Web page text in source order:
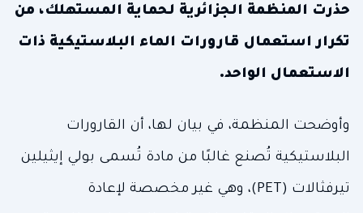
حذرت المنظمة الجزائرية لحماية المستهلك، من
تكرار استعمال قارورات الماء البلاستيكية ذات
الاستعمال الواحد.
وأوضحت المنظمة، في بيان لها، أن القارورات
البلاستيكية تُصنع غالبًا من مادة تُسمى بولي إيثيلين
تيرفثالات (PET)، وهي غير مخصصة لإعادة